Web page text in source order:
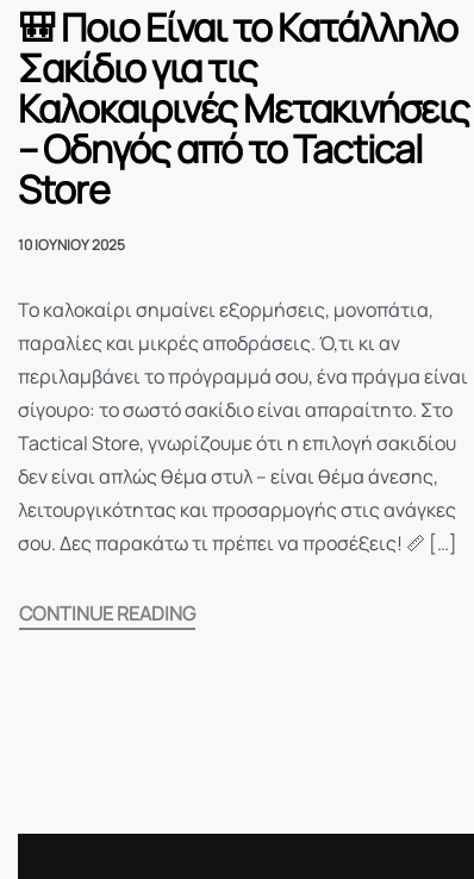
🎒 Ποιο Είναι το Κατάλληλο
Σακίδιο για τις
Καλοκαιρινές Μετακινήσεις
– Οδηγός από το Tactical
Store
10 ΙΟΥΝΊΟΥ 2025
Το καλοκαίρι σημαίνει εξορμήσεις, μονοπάτια,
παραλίες και μικρές αποδράσεις. Ό,τι κι αν
περιλαμβάνει το πρόγραμμά σου, ένα πράγμα είναι
σίγουρο: το σωστό σακίδιο είναι απαραίτητο. Στο
Tactical Store, γνωρίζουμε ότι η επιλογή σακιδίου
δεν είναι απλώς θέμα στυλ – είναι θέμα άνεσης,
λειτουργικότητας και προσαρμογής στις ανάγκες
σου. Δες παρακάτω τι πρέπει να προσέξεις! 📏 […]
CONTINUE READING